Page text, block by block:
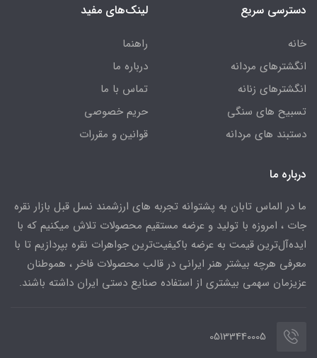
دسترسی سریع
خانه
انگشترهای مردانه
انگشترهای زنانه
تسبیح های سنگی
دستبند های مردانه
لینک‌های مفید
راهنما
درباره ما
تماس با ما
حریم خصوصی
قوانین و مقررات
درباره ما
ما در الماس تابان به پشتوانه تجربه های ارزشمند نسل قبل بازار نقره
جات ، امروزه با تولید و عرضه مستقیم محصولات تلاش میکنیم که با
ایده‌آل‌ترین قیمت به عرضه باکیفیت‌ترین جواهرات نقره بپردازیم تا با
معرفی هرچه بیشتر هنر ایرانی در قالب محصولات فاخر ، هموطنان
عزیزمان سهمی بیشتری از استفاده صنایع دستی ایران داشته باشند.
05133440005